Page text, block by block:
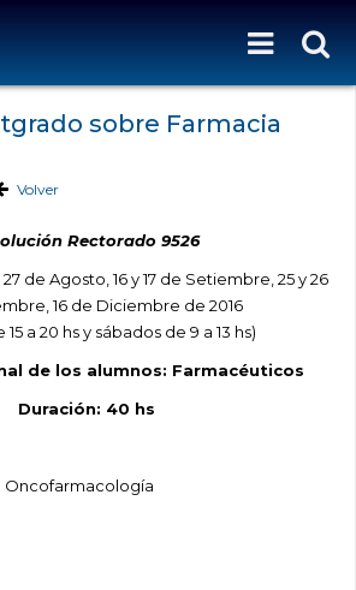
sobre Farmacia
Volver
Rectorado 9526
de Agosto, 16 y 17 de Setiembre, 25 y 26
16 de Diciembre de 2016
a 20 hs y sábados de 9 a 13 hs)
de los alumnos: Farmacéuticos
Duración: 40 hs
: Oncofarmacología